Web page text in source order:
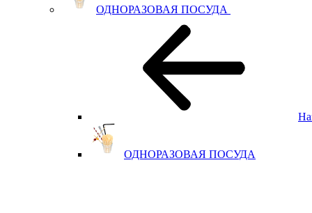
ОДНОРАЗОВАЯ ПОСУДА
ОДНОРАЗОВАЯ ПОСУДА